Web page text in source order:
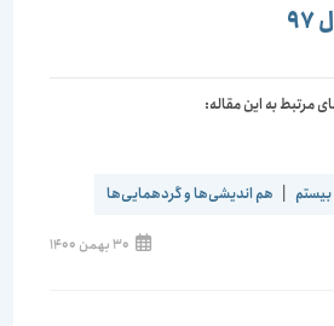
به این مقاله:
| هم اندیشی‌ها و گردهمایی‌ها
30 بهمن 1400